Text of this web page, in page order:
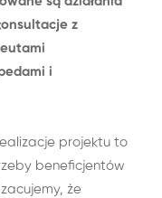
z
i
projektu to
beneficjentów
że